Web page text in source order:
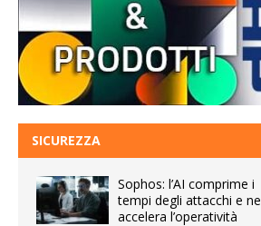
SICUREZZA
Sophos: l’AI comprime i
tempi degli attacchi e ne
accelera l’operatività